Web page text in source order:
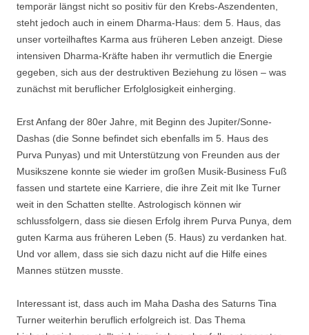
temporär längst nicht so positiv für den Krebs-Aszendenten,
steht jedoch auch in einem Dharma-Haus: dem 5. Haus, das
unser vorteilhaftes Karma aus früheren Leben anzeigt. Diese
intensiven Dharma-Kräfte haben ihr vermutlich die Energie
gegeben, sich aus der destruktiven Beziehung zu lösen – was
zunächst mit beruflicher Erfolglosigkeit einherging.
Erst Anfang der 80er Jahre, mit Beginn des Jupiter/Sonne-
Dashas (die Sonne befindet sich ebenfalls im 5. Haus des
Purva Punyas) und mit Unterstützung von Freunden aus der
Musikszene konnte sie wieder im großen Musik-Business Fuß
fassen und startete eine Karriere, die ihre Zeit mit Ike Turner
weit in den Schatten stellte. Astrologisch können wir
schlussfolgern, dass sie diesen Erfolg ihrem Purva Punya, dem
guten Karma aus früheren Leben (5. Haus) zu verdanken hat.
Und vor allem, dass sie sich dazu nicht auf die Hilfe eines
Mannes stützen musste.
Interessant ist, dass auch im Maha Dasha des Saturns Tina
Turner weiterhin beruflich erfolgreich ist. Das Thema